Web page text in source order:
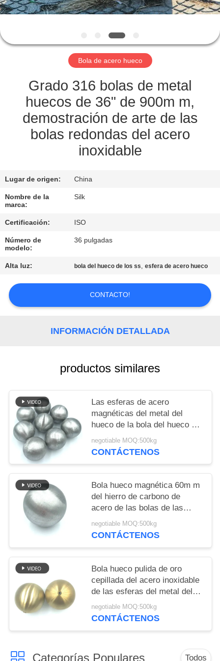
DE
ÉNTRENOS
CONTACTO
CON
CASOS
PIDA
UNA
MAPA
DEL
Bola de acero hueco
Grado 316 bolas de metal
huecos de 36" de 900m m,
demostración de arte de las
bolas redondas del acero
inoxidable
Lugar de origen: China
Nombre de la
marca:
Silk
Certificación: ISO
Número de
modelo:
36 pulgadas
Alta luz: bola del hueco de los ss,esfera de acero hueco
CONTACTO!
INFORMACIÓN DETALLADA
productos similares
Las esferas de acero
magnéticas del metal del
hueco de la bola del hueco de
carbono pulieron la bola de
acero hueco
negotiable MOQ:500kg
CONTÁCTENOS
Bola hueco magnética 60m m
del hierro de carbono de
acero de las bolas de las
esferas huecos del metal
negotiable MOQ:500kg
CONTÁCTENOS
Bola hueco pulida de oro
cepillada del acero inoxidable
de las esferas del metal del
hueco de la rayita con la nuez
negotiable MOQ:500kg
CONTÁCTENOS
Categorías Populares Todos